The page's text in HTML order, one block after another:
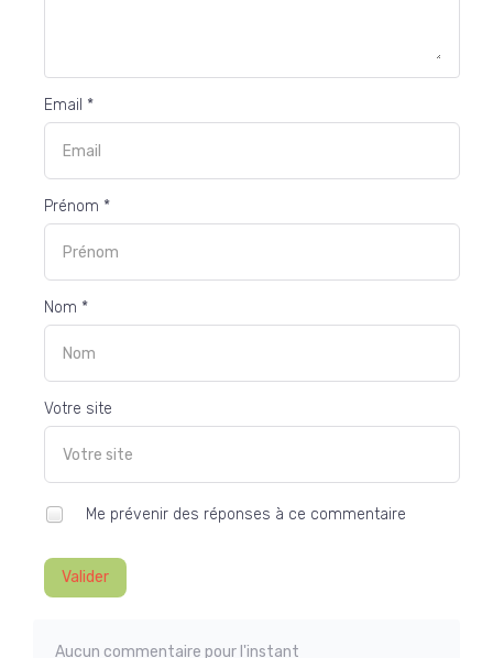
Email *
Prénom *
Nom *
Votre site
Me prévenir des réponses à ce commentaire
Valider
Aucun commentaire pour l'instant